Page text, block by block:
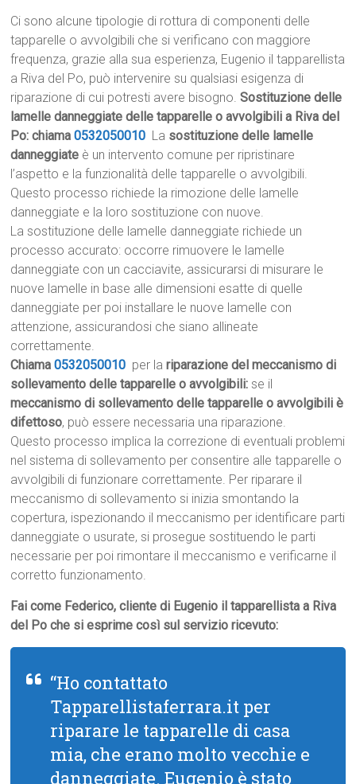
Ci sono alcune tipologie di rottura di componenti delle
tapparelle o avvolgibili che si verificano con maggiore
frequenza, grazie alla sua esperienza, Eugenio il tapparellista
a Riva del Po, può intervenire su qualsiasi esigenza di
riparazione di cui potresti avere bisogno.Sostituzione delle
lamelle danneggiate delle tapparelle o avvolgibili a Riva del
Po: chiama0532050010 La sostituzione delle lamelle
danneggiate è un intervento comune per ripristinare
l’aspetto e la funzionalità delle tapparelle o avvolgibili.
Questo processo richiede la rimozione delle lamelle
danneggiate e la loro sostituzione con nuove.
La sostituzione delle lamelle danneggiate richiede un
processo accurato: occorre rimuovere le lamelle
danneggiate con un cacciavite, assicurarsi di misurare le
nuove lamelle in base alle dimensioni esatte di quelle
danneggiate per poi installare le nuove lamelle con
attenzione, assicurandosi che siano allineate
correttamente.
Chiama0532050010 per lariparazione del meccanismo di
sollevamento delle tapparelle o avvolgibili: se il
meccanismo di sollevamento delle tapparelle o avvolgibili è
difettoso, può essere necessaria una riparazione.
Questo processo implica la correzione di eventuali problemi
nel sistema di sollevamento per consentire alle tapparelle o
avvolgibili di funzionare correttamente. Per riparare il
meccanismo di sollevamento si inizia smontando la
copertura, ispezionando il meccanismo per identificare parti
danneggiate o usurate, si prosegue sostituendo le parti
necessarie per poi rimontare il meccanismo e verificarne il
corretto funzionamento.
Fai come Federico, cliente di Eugenio il tapparellista a Riva
del Po che si esprime così sul servizio ricevuto:
“Ho contattato
Tapparellistaferrara.it per
riparare le tapparelle di casa
mia, che erano molto vecchie e
danneggiate. Eugenio è stato